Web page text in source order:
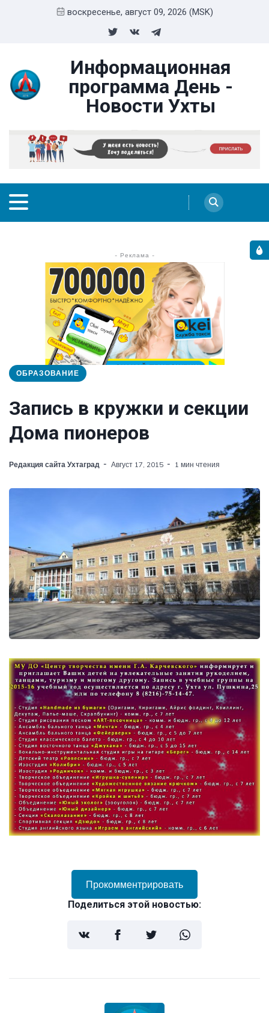
воскресенье, август 09, 2026 (MSK)
Информационная
программа День -
Новости Ухты
- Реклама -
ОБРАЗОВАНИЕ
Запись в кружки и секции
Дома пионеров
Редакция сайта Ухтаград Август 17, 2015 1 мин чтения
Прокомментрировать
Поделиться этой новостью: